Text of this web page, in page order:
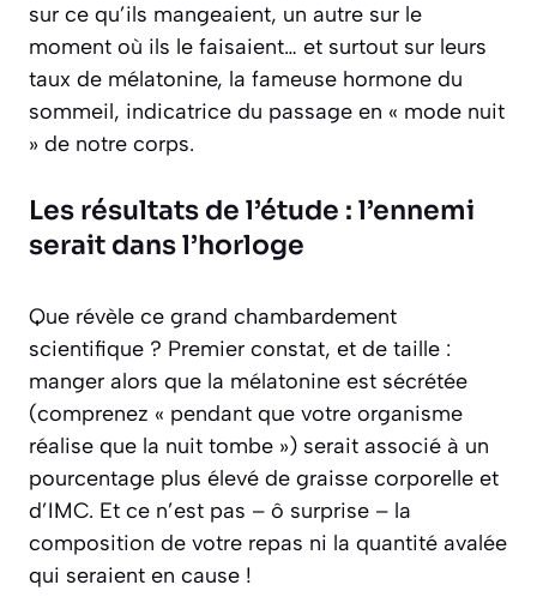
sur ce qu’ils mangeaient, un autre sur le
moment où ils le faisaient… et surtout sur leurs
taux de mélatonine, la fameuse hormone du
sommeil, indicatrice du passage en « mode nuit
» de notre corps.
Les résultats de l’étude : l’ennemi
serait dans l’horloge
Que révèle ce grand chambardement
scientifique ? Premier constat, et de taille :
manger alors que la mélatonine est sécrétée
(comprenez « pendant que votre organisme
réalise que la nuit tombe ») serait associé à un
pourcentage plus élevé de graisse corporelle et
d’IMC. Et ce n’est pas – ô surprise – la
composition de votre repas ni la quantité avalée
qui seraient en cause !